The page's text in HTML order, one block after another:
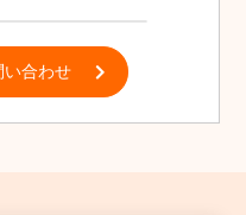
い合わせ